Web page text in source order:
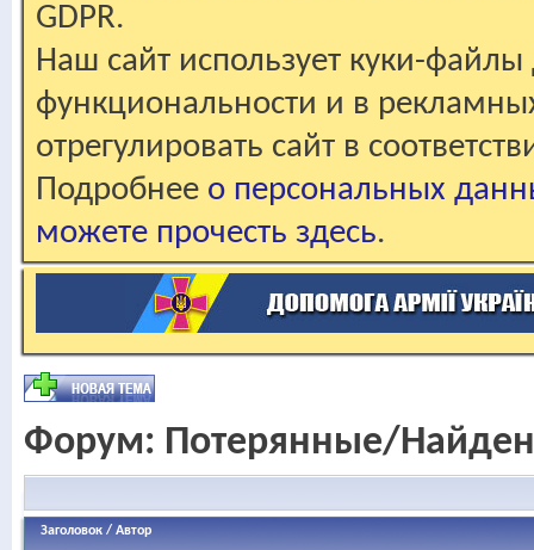
GDPR.
Наш сайт использует куки-файлы
функциональности и в
отрегулировать сайт в
Подробнее о персональных
можете прочесть здесь.
Форум: Потерянные/
Заголовок / Автор